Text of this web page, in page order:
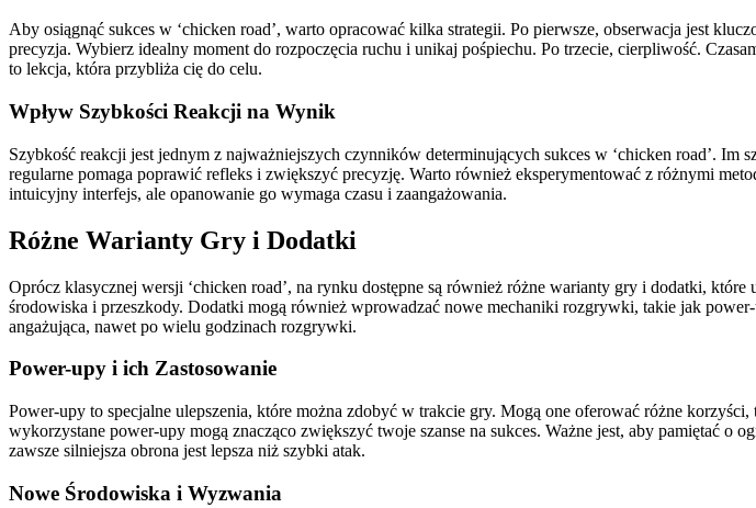
Aby osiągnąć sukces w ‘chicken road’, warto opracować kilka strategii. Po pierwsze, obserwacja jest
precyzja. Wybierz idealny moment do rozpoczęcia ruchu i unikaj pośpiechu. Po trzecie, cierpliwość.
to lekcja, która przybliża cię do celu.
Wpływ Szybkości Reakcji na Wynik
Szybkość reakcji jest jednym z najważniejszych czynników determinujących sukces w ‘chicken road’.
regularne pomaga poprawić refleks i zwiększyć precyzję. Warto również eksperymentować z różnymi
intuicyjny interfejs, ale opanowanie go wymaga czasu i zaangażowania.
Różne Warianty Gry i Dodatki
Oprócz klasycznej wersji ‘chicken road’, na rynku dostępne są również różne warianty gry i dodatki,
środowiska i przeszkody. Dodatki mogą również wprowadzać nowe mechaniki rozgrywki, takie jak
angażująca, nawet po wielu godzinach rozgrywki.
Power-upy i ich Zastosowanie
Power-upy to specjalne ulepszenia, które można zdobyć w trakcie gry. Mogą one oferować różne
wykorzystane power-upy mogą znacząco zwiększyć twoje szanse na sukces. Ważne jest, aby pamiętać
zawsze silniejsza obrona jest lepsza niż szybki atak.
Nowe Środowiska i Wyzwania